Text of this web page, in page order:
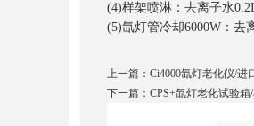
(4)样架喷淋：去离子水
(5)氙灯管冷却6000W：去
上一篇： Ci4000氙灯老化仪/进
下一篇： CPS+氙灯老化试验